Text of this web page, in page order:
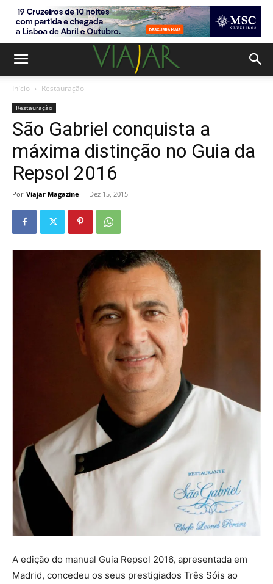
Início Restauração
Restauração
São Gabriel conquista a
máxima distinção no Guia da
Repsol 2016
Por Viajar Magazine - Dez 15, 2015
A edição do manual Guia Repsol 2016, apresentada em
Madrid, concedeu os seus prestigiados Três Sóis ao